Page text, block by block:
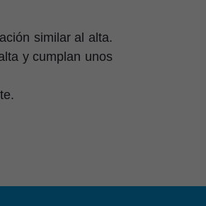
similar al alta.
y cumplan unos